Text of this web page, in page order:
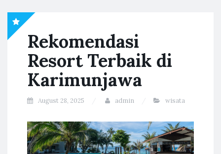
Rekomendasi
Resort Terbaik di
Karimunjawa
August 28, 2025 admin wisata